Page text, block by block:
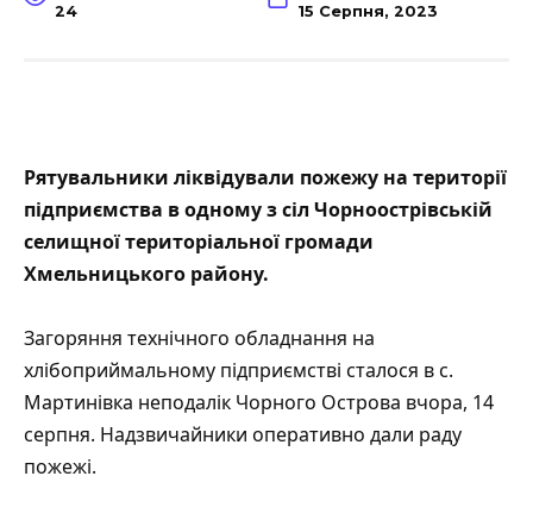
24 15 Серпня, 2023
Рятувальники ліквідували пожежу на території
підприємства в одному з сіл Чорноострівській
селищної територіальної громади
Хмельницького району.
Загоряння технічного обладнання на
хлібоприймальному підприємстві сталося в с.
Мартинівка неподалік Чорного Острова вчора, 14
серпня. Надзвичайники оперативно дали раду
пожежі.